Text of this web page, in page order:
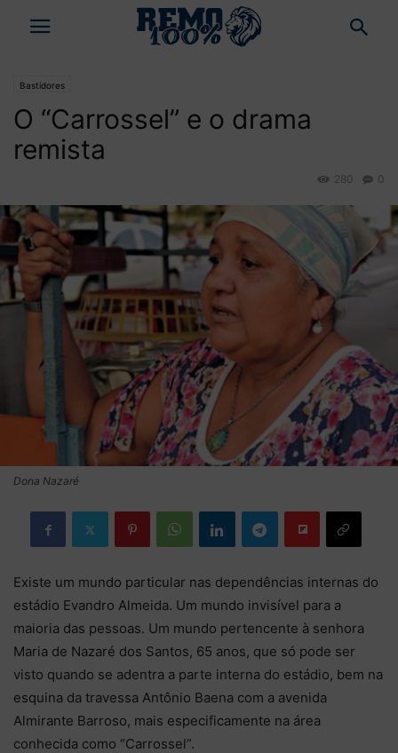
Bastidores
O “Carrossel” e o drama
remista
0
280
Dona Nazaré
Existe um mundo particular nas dependências internas do
estádio Evandro Almeida. Um mundo invisível para a
maioria das pessoas. Um mundo pertencente à senhora
Maria de Nazaré dos Santos, 65 anos, que só pode ser
visto quando se adentra a parte interna do estádio, bem na
esquina da travessa Antônio Baena com a avenida
Almirante Barroso, mais especificamente na área
conhecida como “Carrossel”.